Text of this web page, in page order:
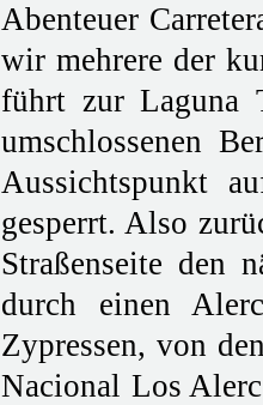
Abenteuer
wir mehrere der
führt zur Laguna
umschlossenen
Aussichtspunkt
gesperrt. Also
Straßenseite den
durch einen
Zypressen, von
Nacional Los